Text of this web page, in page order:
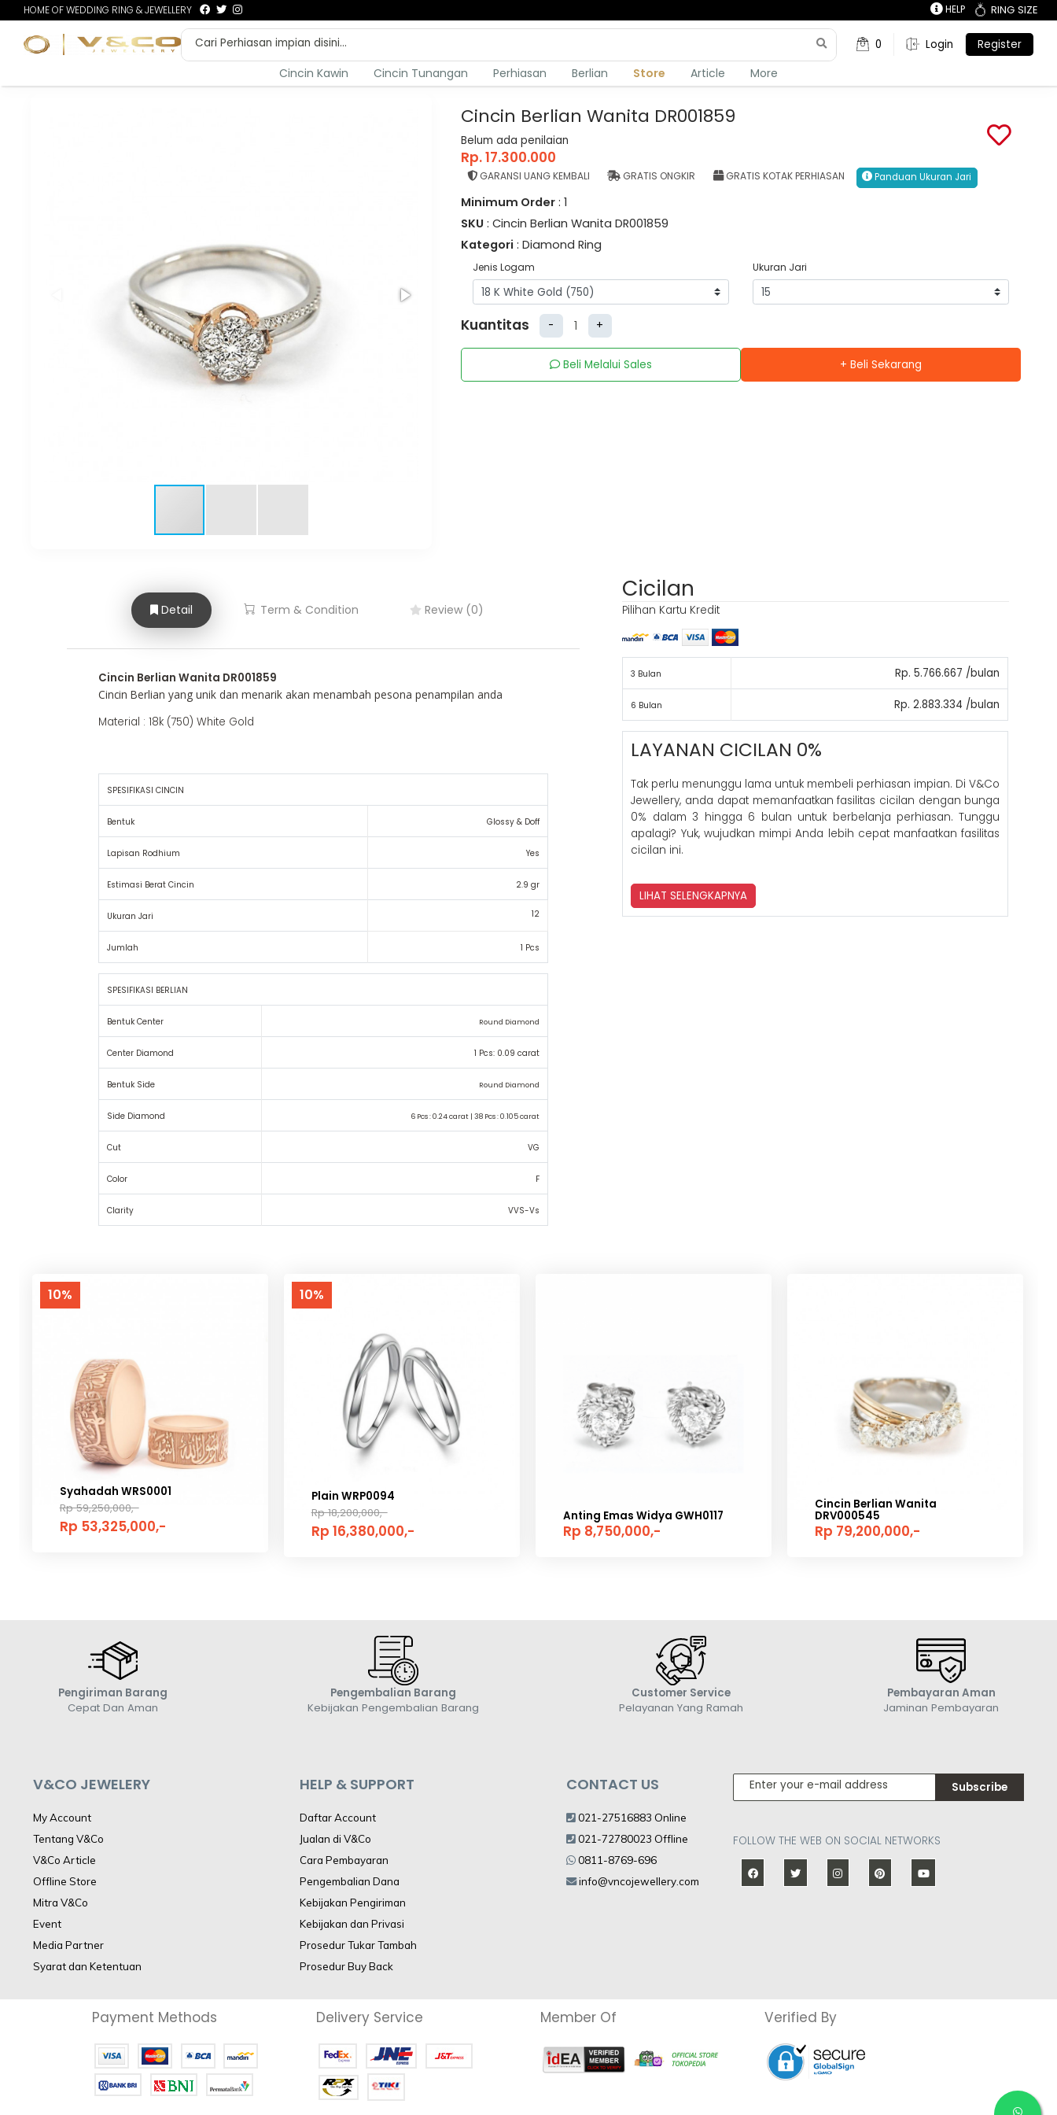
HOME OF WEDDING RING & JEWELLERY HELP RING SIZE
0 Login Register
Cincin Kawin Cincin Tunangan Perhiasan Berlian Store Article More
Cincin Berlian Wanita DR001859
Belum ada penilaian
Rp. 17.300.000
GARANSI UANG KEMBALI GRATIS ONGKIR GRATIS KOTAK PERHIASAN Panduan Ukuran Jari
Minimum Order: 1
SKU : Cincin Berlian Wanita DR001859
Kategori : Diamond Ring
Jenis Logam Ukuran Jari
Kuantitas - +
Beli Melalui Sales + Beli Sekarang
Detail Term & Condition Review (0)
Cincin Berlian Wanita DR001859
Cincin Berlian yang unik dan menarik akan menambah pesona penampilan anda
Material : 18k (750) White Gold
SPESIFIKASI CINCIN
Bentuk Glossy & Doff
Lapisan Rodhium Yes
Estimasi Berat Cincin 2.9 gr
Ukuran Jari 12
Jumlah 1 Pcs
SPESIFIKASI BERLIAN
Bentuk Center Round Diamond
Center Diamond 1 Pcs: 0.09 carat
Bentuk Side Round Diamond
Side Diamond 6 Pcs : 0.24 carat | 38 Pcs : 0.105 carat
Cut VG
Color F
Clarity VVS-Vs
Cicilan
Pilihan Kartu Kredit
3 Bulan Rp. 5.766.667 /bulan
6 Bulan Rp. 2.883.334 /bulan
LAYANAN CICILAN 0%
Tak perlu menunggu lama untuk membeli perhiasan impian. Di V&Co
Jewellery, anda dapat memanfaatkan fasilitas cicilan dengan bunga
0% dalam 3 hingga 6 bulan untuk berbelanja perhiasan. Tunggu
apalagi? Yuk, wujudkan mimpi Anda lebih cepat manfaatkan fasilitas
cicilan ini.
LIHAT SELENGKAPNYA
10%
Syahadah WRS0001
Rp 59,250,000,-
Rp 53,325,000,-
10%
Plain WRP0094
Rp 18,200,000,-
Rp 16,380,000,-
Anting Emas Widya GWH0117
Rp 8,750,000,-
Cincin Berlian Wanita
DRV000545
Rp 79,200,000,-
Pengiriman Barang
Cepat Dan Aman
Pengembalian Barang
Kebijakan Pengembalian Barang
Customer Service
Pelayanan Yang Ramah
Pembayaran Aman
Jaminan Pembayaran
V&CO JEWELERY
My Account
Tentang V&Co
V&Co Article
Offline Store
Mitra V&Co
Event
Media Partner
Syarat dan Ketentuan
HELP & SUPPORT
Daftar Account
Jualan di V&Co
Cara Pembayaran
Pengembalian Dana
Kebijakan Pengiriman
Kebijakan dan Privasi
Prosedur Tukar Tambah
Prosedur Buy Back
CONTACT US
021-27516883 Online
021-72780023 Offline
0811-8769-696
info@vncojewellery.com
Subscribe
FOLLOW THE WEB ON SOCIAL NETWORKS
Payment Methods Delivery Service Member Of Verified By